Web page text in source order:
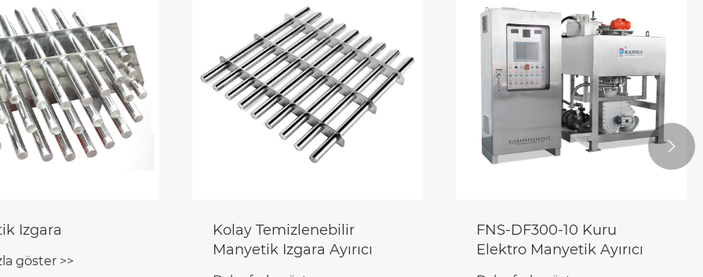
Izgara
göster >>
Kolay Temizlenebilir
Manyetik Izgara Ayırıcı
FNS-DF300-10 Kuru
Elektro Manyetik Ayırıcı
